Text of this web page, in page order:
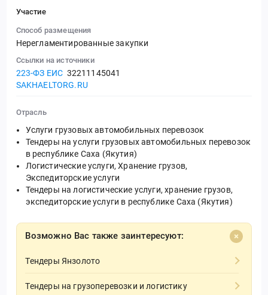
Участие
Способ размещения
Нерегламентированные закупки
Ссылки на источники
223-ФЗ ЕИС 32211145041
SAKHAELTORG.RU
Отрасль
Услуги грузовых автомобильных перевозок
Тендеры на услуги грузовых автомобильных перевозок
в республике Саха (Якутия)
Логистические услуги, Хранение грузов,
Экспедиторские услуги
Тендеры на логистические услуги, хранение грузов,
экспедиторские услуги в республике Саха (Якутия)
Возможно Вас также заинтересуют:
Тендеры Янзолото
Тендеры на грузоперевозки и логистику